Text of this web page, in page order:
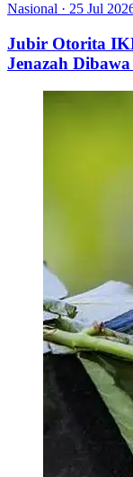
Nasional · 25 Jul
Jubir Otorita
Jenazah